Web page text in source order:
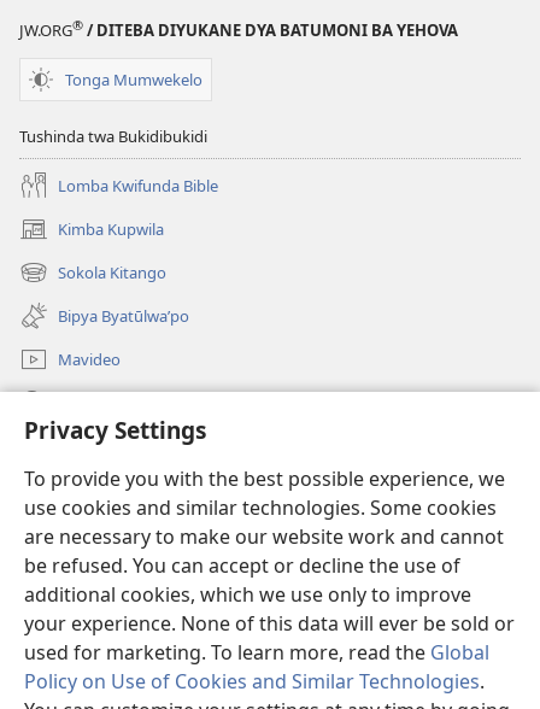
Privacy Settings
To provide you with the best possible experience, we
use cookies and similar technologies. Some cookies
are necessary to make our website work and cannot
be refused. You can accept or decline the use of
additional cookies, which we use only to improve
your experience. None of this data will ever be sold or
used for marketing. To learn more, read the Global
Policy on Use of Cookies and Similar Technologies.
JW.ORG® / DITEBA DIYUKANE DYA BATUMONI BA YEHOVA
Tonga Mumwekelo
Tushinda twa Bukidibukidi
Lomba Kwifunda Bible
Kimba Kupwila
(opens
new
window)
Sokola Kitango
(opens
new
window)
Bipya Byatūlwa’po
Mavideo
(opens
window)Watchtower KIBĪKO PA ENTELENETE
(opens
new
window)JW Hub ®
(opens
new
window)